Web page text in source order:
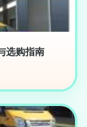
选购指南